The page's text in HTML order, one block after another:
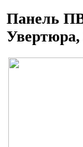
Панель
Увертюра,